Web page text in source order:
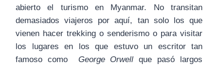
abierto el turismo en Myanmar. No transitan
demasiados viajeros por aquí, tan solo los que
vienen hacer trekking o senderismo o para visitar
los lugares en los que estuvo un escritor tan
famoso como George Orwell que pasó largos